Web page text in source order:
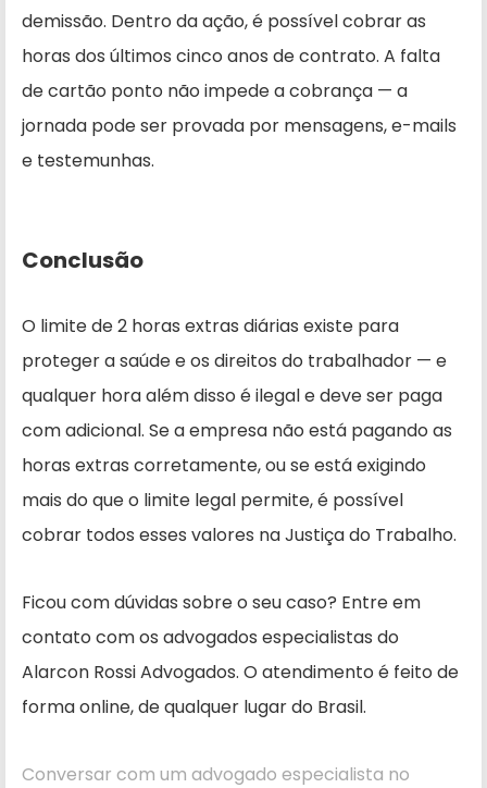
demissão. Dentro da ação, é possível cobrar as
horas dos últimos cinco anos de contrato. A falta
de cartão ponto não impede a cobrança — a
jornada pode ser provada por mensagens, e-mails
e testemunhas.
Conclusão
O limite de 2 horas extras diárias existe para
proteger a saúde e os direitos do trabalhador — e
qualquer hora além disso é ilegal e deve ser paga
com adicional. Se a empresa não está pagando as
horas extras corretamente, ou se está exigindo
mais do que o limite legal permite, é possível
cobrar todos esses valores na Justiça do Trabalho.
Ficou com dúvidas sobre o seu caso? Entre em
contato com os advogados especialistas do
Alarcon Rossi Advogados. O atendimento é feito de
forma online, de qualquer lugar do Brasil.
Conversar com um advogado especialista no